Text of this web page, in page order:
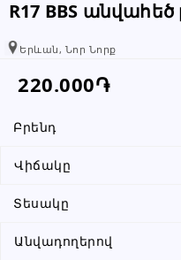
R17 BBS անվահեծ
Երևան, Նոր Նորք
220.000֏
Բրենդ
Վիճակը
Տեսակը
Անվադողերով